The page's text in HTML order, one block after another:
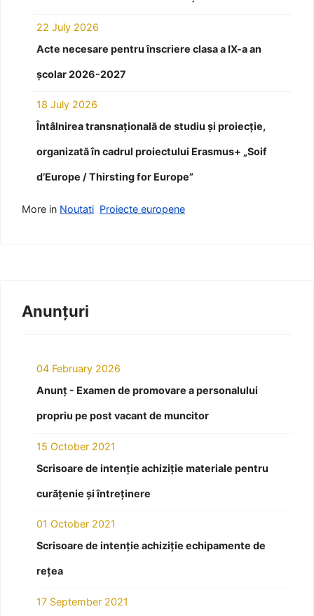
22 July 2026
Acte necesare pentru înscriere clasa a IX-a an
școlar 2026-2027
18 July 2026
Întâlnirea transnațională de studiu și proiecție,
organizată în cadrul proiectului Erasmus+ „Soif
d’Europe / Thirsting for Europe”
More in Noutati Proiecte europene
Anunțuri
04 February 2026
Anunț - Examen de promovare a personalului
propriu pe post vacant de muncitor
15 October 2021
Scrisoare de intenție achiziție materiale pentru
curățenie și întreținere
01 October 2021
Scrisoare de intenție achiziție echipamente de
rețea
17 September 2021